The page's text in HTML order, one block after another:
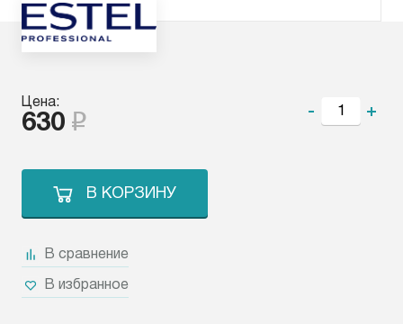
Цена:
630
- +
В КОРЗИНУ
В сравнение
В избранное